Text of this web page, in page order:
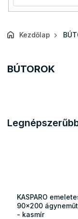
Kezdőlap
BÚTOROK
KASPARO
90x200
- kasmír